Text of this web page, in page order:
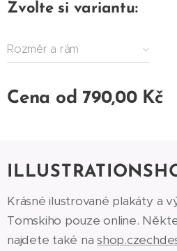
Zvolte si variantu:
Rozměr a rám
Cena od 790,00Kč
Krásné ilustrované plakáty a
Tomskiho pouze online.
najdete také na